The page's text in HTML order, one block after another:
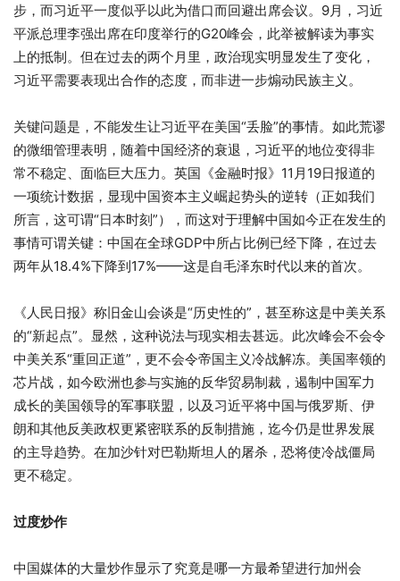
步，而习近平一度似乎以此为借口而回避出席会议。9月，习近
平派总理李强出席在印度举行的G20峰会，此举被解读为事实
上的抵制。但在过去的两个月里，政治现实明显发生了变化，
习近平需要表现出合作的态度，而非进一步煽动民族主义。
关键问题是，不能发生让习近平在美国“丢脸”的事情。如此荒谬
的微细管理表明，随着中国经济的衰退，习近平的地位变得非
常不稳定、面临巨大压力。英国《金融时报》11月19日报道的
一项统计数据，显现中国资本主义崛起势头的逆转（正如我们
所言，这可谓“日本时刻”），而这对于理解中国如今正在发生的
事情可谓关键：中国在全球GDP中所占比例已经下降，在过去
两年从18.4%下降到17%——这是自毛泽东时代以来的首次。
《人民日报》称旧金山会谈是“历史性的”，甚至称这是中美关系
的“新起点”。显然，这种说法与现实相去甚远。此次峰会不会令
中美关系“重回正道”，更不会令帝国主义冷战解冻。美国率领的
芯片战，如今欧洲也参与实施的反华贸易制裁，遏制中国军力
成长的美国领导的军事联盟，以及习近平将中国与俄罗斯、伊
朗和其他反美政权更紧密联系的反制措施，迄今仍是世界发展
的主导趋势。在加沙针对巴勒斯坦人的屠杀，恐将使冷战僵局
更不稳定。
过度炒作
中国媒体的大量炒作显示了究竟是哪一方最希望进行加州会